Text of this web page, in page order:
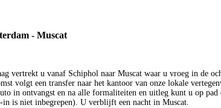
- Muscat
vertrekt u vanaf Schiphol naar Muscat waar u vroeg in de
volgt een transfer naar het kantoor van onze lokale
in ontvangst en na alle formaliteiten en uitleg kunt u op
in is niet inbegrepen). U verblijft een nacht in Muscat.